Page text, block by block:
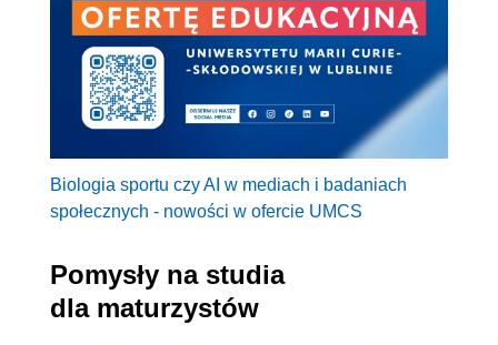
Biologia sportu czy AI w mediach i badaniach
społecznych - nowości w ofercie UMCS
Pomysły na studia
dla maturzystów